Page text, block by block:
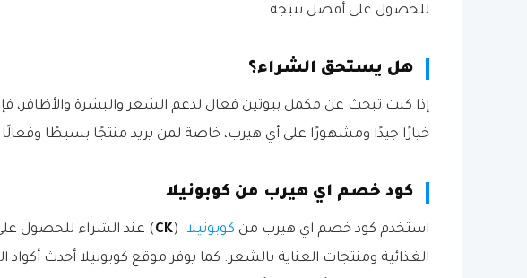
للحصول على أفضل نتيجة.
هل يستحق الشراء؟
خيارًا جيدًا ومشهورًا على أي هيرب، خاصة لمن يريد منتجًا بسيطًا
كود خصم اي هيرب من كوبونيلا
استخدم كود خصم اي هيرب من كوبونيلا (
CK) عند الشراء للحصول
الغذائية ومنتجات العناية بالشعر. كما يوفر موقع كوبونيلا أحدث